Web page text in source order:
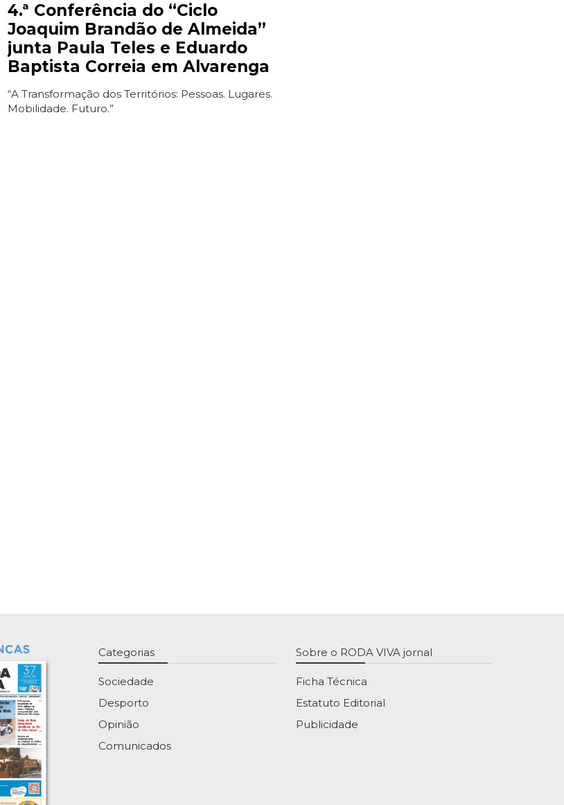
4.ª Conferência do “Ciclo
Joaquim Brandão de Almeida”
junta Paula Teles e Eduardo
Baptista Correia em Alvarenga
“A Transformação dos Territórios: Pessoas. Lugares.
Mobilidade. Futuro.”
Categorias
Sociedade
Desporto
Opinião
Comunicados
Sobre o RODA VIVA jornal
Ficha Técnica
Estatuto Editorial
Publicidade